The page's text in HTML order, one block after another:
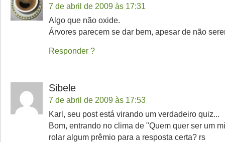
7 de abril de 2009 às 17:31
Algo que não oxide.
Árvores parecem se dar bem, apesar de não
Responder
Sibele
7 de abril de 2009 às 17:53
Karl, seu post está virando um verdadeiro quiz...
Bom, entrando no clima de "Quem quer ser um
rolar algum prêmio para a resposta certa? rs